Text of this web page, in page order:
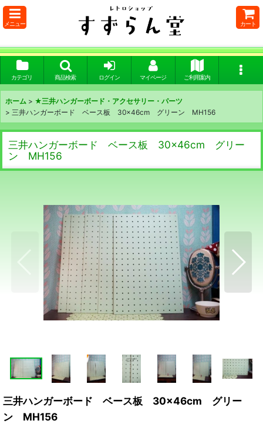
メニュー カート
カテゴリ 商品検索 ログイン マイページ ご利用案内
ホーム > ★三井ハンガーボード・アクセサリー・パーツ
> 三井ハンガーボード ベース板 30×46cm グリーン MH156
三井ハンガーボード ベース板 30×46cm グリー
ン MH156
三井ハンガーボード ベース板 30×46cm グリー
ン MH156